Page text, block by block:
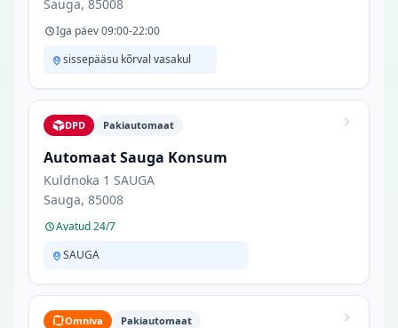
Sauga, 85008
Iga päev 09:00-22:00
sissepääsu kõrval vasakul
DPD Pakiautomaat
Automaat Sauga Konsum
Kuldnoka 1 SAUGA
Sauga, 85008
Avatud 24/7
SAUGA
Omniva Pakiautomaat